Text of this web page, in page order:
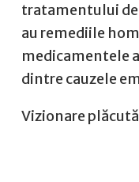
tratamentului de
au remediile
medicamentele
dintre cauzele
Vizionare